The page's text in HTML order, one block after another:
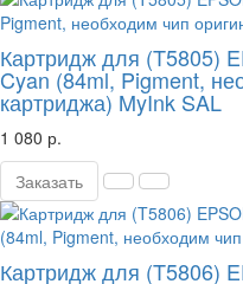
Картридж для (T5805)
Cyan (84ml, Pigment,
картриджа) MyInk SAL
1 080 р.
Заказать
Картридж для (T5806)